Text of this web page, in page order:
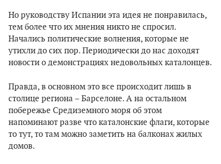
Но руководству Испании эта идея не понравилась,
тем более что их мнения никто не спросил.
Начались политические волнения, которые не
утихли до сих пор. Периодически до нас доходят
новости о демонстрациях недовольных каталонцев.
Правда, в основном это все происходит лишь в
столице региона – Барселоне. А на остальном
побережье Средиземного моря об этом
напоминают разве что каталонские флаги, которые
то тут, то там можно заметить на балконах жилых
домов.